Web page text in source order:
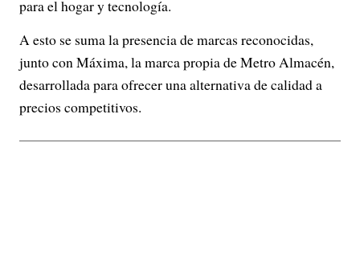
para el hogar y tecnología.
A esto se suma la presencia de marcas reconocidas,
junto con Máxima, la marca propia de Metro Almacén,
desarrollada para ofrecer una alternativa de calidad a
precios competitivos.